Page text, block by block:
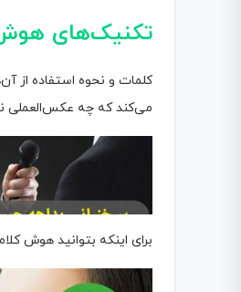
تکنیک‌های هوش
کلمات و نحوه استفاده از
می‌کند که چه عکس‌العملی
برای اینکه بتوانید هوش